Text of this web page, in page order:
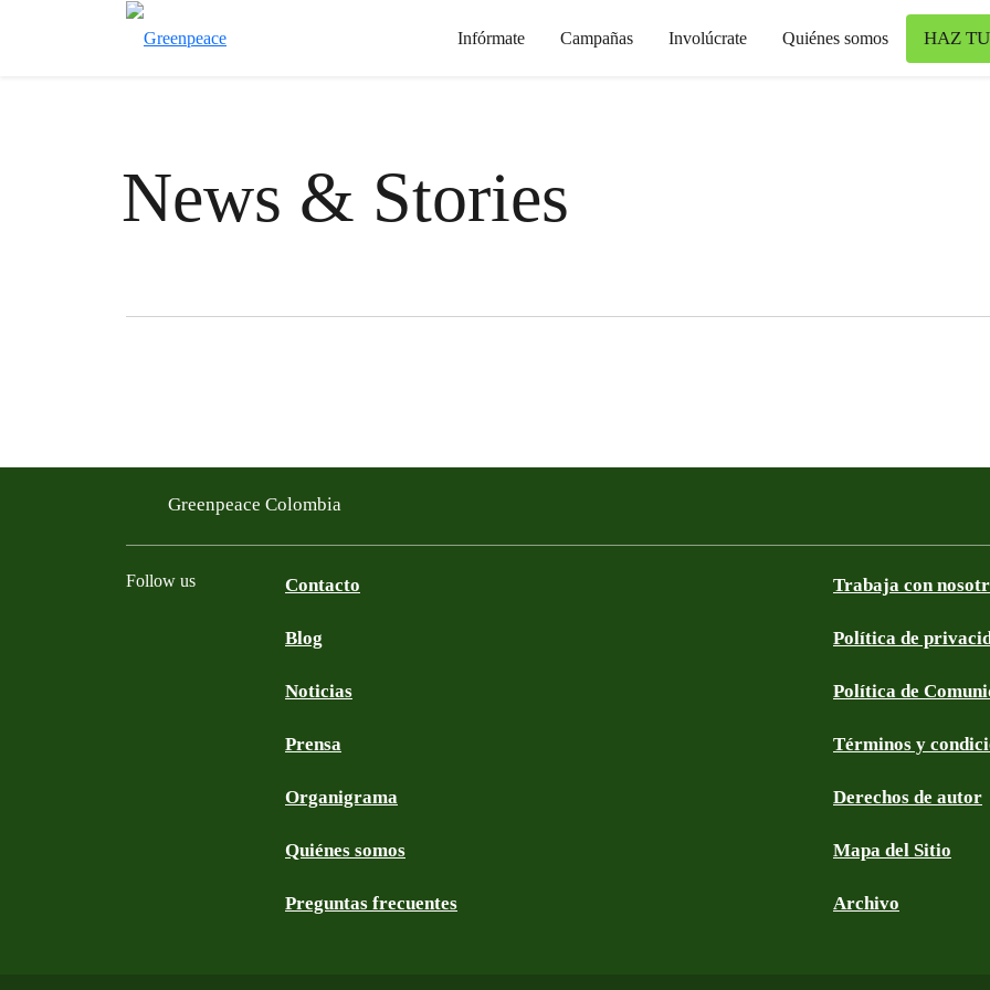
Infórmate Campañas Involúcrate Quiénes somos HAZ
News & Stories
Filtered results
Greenpeace Colombia
Follow us Contacto
Blog
Noticias
Prensa
Organigrama
Quiénes somos
Preguntas frecuentes
Trabaja con
Política de
Política de
Términos y
Derechos de autor
Mapa del Sitio
Archivo